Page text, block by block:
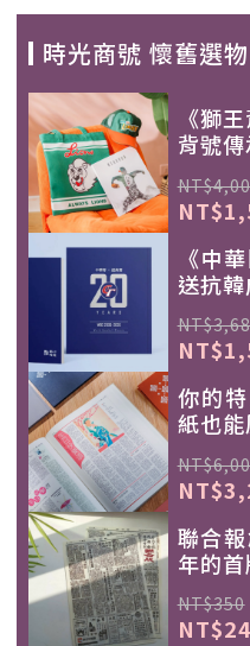
時光商號 懷舊選物
《獅
背號
《中
送抗韓
你的
紙也
聯合
年的
NT$350